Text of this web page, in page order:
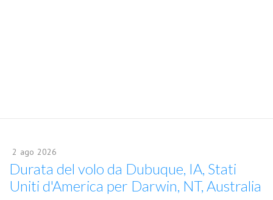
2 ago 2026
Durata del volo da Dubuque, IA, Stati
Uniti d'America per Darwin, NT, Australia